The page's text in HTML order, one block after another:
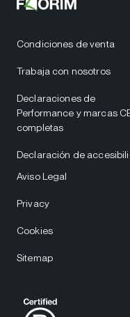
Condiciones de venta
Trabaja con nosotros
Declaraciones de
Performance y marcas
completas
Declaración de
Aviso Legal
Privacy
Cookies
Sitemap